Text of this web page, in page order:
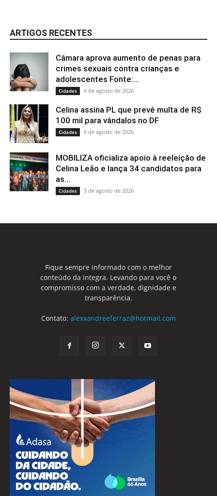
ARTIGOS RECENTES
Câmara aprova aumento de penas para
crimes sexuais contra crianças e
adolescentes Fonte:...
Cidades 6 de agosto de 2026
Celina assina PL que prevê multa de R$
100 mil para vândalos no DF
Cidades 6 de agosto de 2026
MOBILIZA oficializa apoio à reeleição de
Celina Leão e lança 34 candidatos para
as...
Cidades 5 de agosto de 2026
Fique sempre informado com o melhor
conteúdo da integra. Levando para você o
compromisso com a verdade, dignidade e
transparência.
Contato: alexxandreeferraz@hotmail.com